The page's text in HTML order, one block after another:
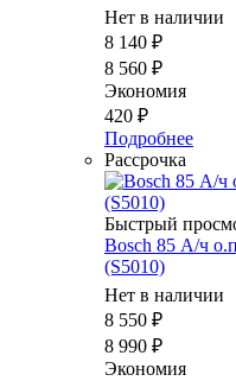
Нет в наличии
8 140 ₽
8 560 ₽
Экономия
420 ₽
Подробнее
Рассрочка
Быстрый
Bosch 85 А/ч
(S5010)
Нет в наличии
8 550 ₽
8 990 ₽
Экономия